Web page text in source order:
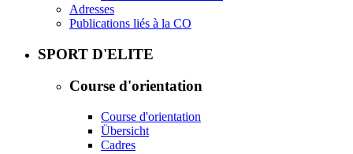
Adresses
Publications liés à la CO
SPORT D'ELITE
Course d'orientation
Course d'orientation
Übersicht
Cadres